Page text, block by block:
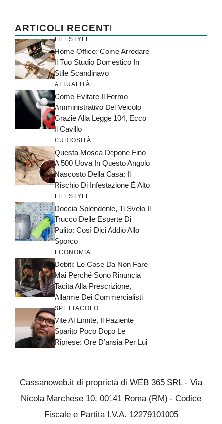
ARTICOLI RECENTI
LIFESTYLE
Home Office: Come Arredare
Il Tuo Studio Domestico In
Stile Scandinavo
ATTUALITÀ
Come Evitare Il Fermo
Amministrativo Del Veicolo
Grazie Alla Legge 104, Ecco
Il Cavillo
CURIOSITÀ
Questa Mosca Depone Fino
A 500 Uova In Questo Angolo
Nascosto Della Casa: Il
Rischio Di Infestazione È Alto
LIFESTYLE
Doccia Splendente, Ti Svelo Il
Trucco Delle Esperte Di
Pulito: Così Dici Addio Allo
Sporco
ECONOMIA
Debiti: Le Cose Da Non Fare
Mai Perché Sono Rinuncia
Tacita Alla Prescrizione,
Allarme Dei Commercialisti
SPETTACOLO
Vite Al Limite, Il Paziente
Sparito Poco Dopo Le
Riprese: Ore D’ansia Per Lui
Cassanoweb.it di proprietà di WEB 365 SRL - Via
Nicola Marchese 10, 00141 Roma (RM) - Codice
Fiscale e Partita I.V.A. 12279101005